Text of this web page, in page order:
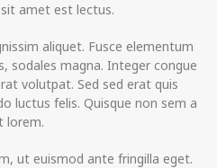
amet est lectus.
aliquet. Fusce elementum
sodales magna. Integer congue
volutpat. Sed sed erat quis
luctus felis. Quisque non sem a
lorem.
ut euismod ante fringilla eget.